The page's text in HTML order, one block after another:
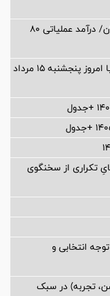
تغییر مثبت در عملکرد مالی بانک صادرات ایران/ درآمد عملیاتی 80
تغییر تند قیمت محصولات ایران‌خودرو و سایپا امروز پنجشنبه ۱۵ مرداد
تکراری از سخنگوی
انتخابی و
تجربه) در سبک